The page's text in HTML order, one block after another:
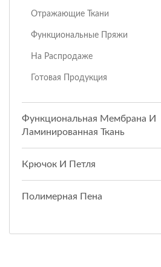
Отражающие Ткани
Функциональные Пряжи
На Распродаже
Готовая Продукция
Функциональная Мембрана И
Ламинированная Ткань
Крючок И Петля
Полимерная Пена